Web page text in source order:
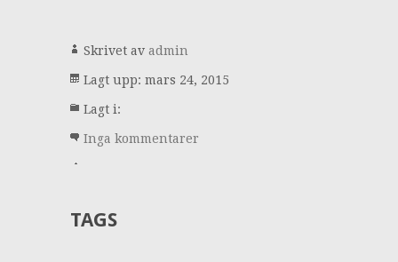
Skrivet av admin
Lagt upp: mars 24, 2015
Lagt i:
Inga kommentarer
TAGS